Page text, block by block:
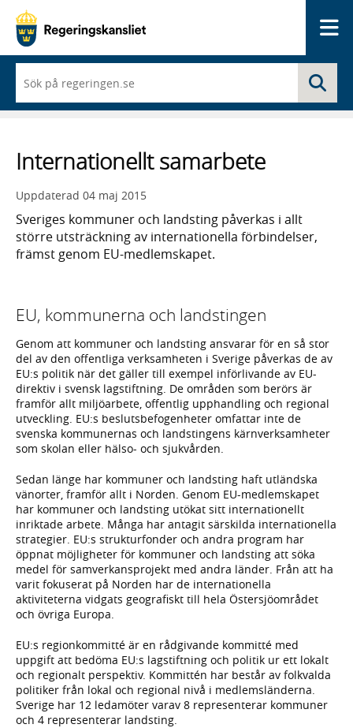
du
börjar
skriva
en
lista
med
sökförslag
Internationellt samarbete
Uppdaterad 04 maj 2015
Sveriges kommuner och landsting påverkas i allt
större utsträckning av internationella förbindelser,
främst genom EU-medlemskapet.
EU, kommunerna och landstingen
Genom att kommuner och landsting ansvarar för en så stor
del av den offentliga verksamheten i Sverige påverkas de av
EU:s politik när det gäller till exempel införlivande av EU-
direktiv i svensk lagstiftning. De områden som berörs är
framför allt miljöarbete, offentlig upphandling och regional
utveckling. EU:s beslutsbefogenheter omfattar inte de
svenska kommunernas och landstingens kärnverksamheter
som skolan eller hälso- och sjukvården.
Sedan länge har kommuner och landsting haft utländska
vänorter, framför allt i Norden. Genom EU-medlemskapet
har kommuner och landsting utökat sitt internationellt
inriktade arbete. Många har antagit särskilda internationella
strategier. EU:s strukturfonder och andra program har
öppnat möjligheter för kommuner och landsting att söka
medel för samverkansprojekt med andra länder. Från att ha
varit fokuserat på Norden har de internationella
aktiviteterna vidgats geografiskt till hela Östersjöområdet
och övriga Europa.
EU:s regionkommitté är en rådgivande kommitté med
uppgift att bedöma EU:s lagstiftning och politik ur ett lokalt
och regionalt perspektiv. Kommittén har består av folkvalda
politiker från lokal och regional nivå i medlemsländerna.
Sverige har 12 ledamöter varav 8 representerar kommuner
och 4 representerar landsting.